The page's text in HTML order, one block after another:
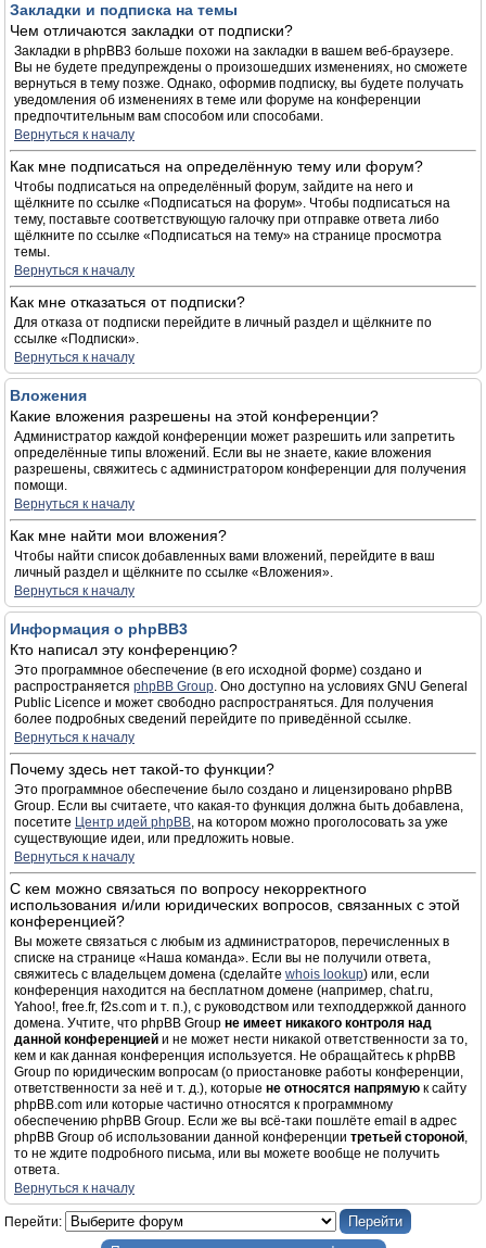
Закладки и подписка на темы
Чем отличаются закладки от подписки?
Закладки в phpBB3 больше похожи на закладки в вашем веб-браузере.
Вы не будете предупреждены о произошедших изменениях, но сможете
вернуться в тему позже. Однако, оформив подписку, вы будете получать
уведомления об изменениях в теме или форуме на конференции
предпочтительным вам способом или способами.
Вернуться к началу
Как мне подписаться на определённую тему или форум?
Чтобы подписаться на определённый форум, зайдите на него и
щёлкните по ссылке «Подписаться на форум». Чтобы подписаться на
тему, поставьте соответствующую галочку при отправке ответа либо
щёлкните по ссылке «Подписаться на тему» на странице просмотра
темы.
Вернуться к началу
Как мне отказаться от подписки?
Для отказа от подписки перейдите в личный раздел и щёлкните по
ссылке «Подписки».
Вернуться к началу
Вложения
Какие вложения разрешены на этой конференции?
Администратор каждой конференции может разрешить или запретить
определённые типы вложений. Если вы не знаете, какие вложения
разрешены, свяжитесь с администратором конференции для получения
помощи.
Вернуться к началу
Как мне найти мои вложения?
Чтобы найти список добавленных вами вложений, перейдите в ваш
личный раздел и щёлкните по ссылке «Вложения».
Вернуться к началу
Информация о phpBB3
Кто написал эту конференцию?
Это программное обеспечение (в его исходной форме) создано и
распространяется phpBB Group. Оно доступно на условиях GNU General
Public Licence и может свободно распространяться. Для получения
более подробных сведений перейдите по приведённой ссылке.
Вернуться к началу
Почему здесь нет такой-то функции?
Это программное обеспечение было создано и лицензировано phpBB
Group. Если вы считаете, что какая-то функция должна быть добавлена,
посетите Центр идей phpBB, на котором можно проголосовать за уже
существующие идеи, или предложить новые.
Вернуться к началу
С кем можно связаться по вопросу некорректного
использования и/или юридических вопросов, связанных с этой
конференцией?
Вы можете связаться с любым из администраторов, перечисленных в
списке на странице «Наша команда». Если вы не получили ответа,
свяжитесь с владельцем домена (сделайте whois lookup) или, если
конференция находится на бесплатном домене (например, chat.ru,
Yahoo!, free.fr, f2s.com и т. п.), с руководством или техподдержкой данного
домена. Учтите, что phpBB Group не имеет никакого контроля над
данной конференцией и не может нести никакой ответственности за то,
кем и как данная конференция используется. Не обращайтесь к phpBB
Group по юридическим вопросам (о приостановке работы конференции,
ответственности за неё и т. д.), которые не относятся напрямую к сайту
phpBB.com или которые частично относятся к программному
обеспечению phpBB Group. Если же вы всё-таки пошлёте email в адрес
phpBB Group об использовании данной конференции третьей стороной,
то не ждите подробного письма, или вы можете вообще не получить
ответа.
Вернуться к началу
Перейти: